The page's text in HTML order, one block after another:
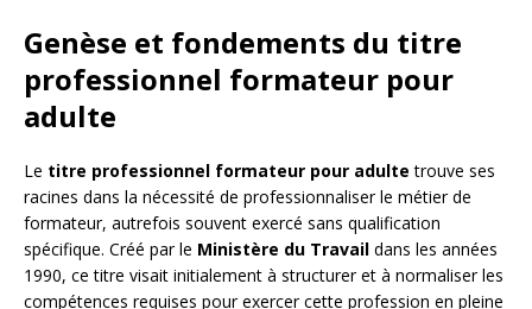
Genèse et fondements du titre
professionnel formateur pour
adulte
Le titre professionnel formateur pour adulte trouve ses
racines dans la nécessité de professionnaliser le métier de
formateur, autrefois souvent exercé sans qualification
spécifique. Créé par le Ministère du Travail dans les années
1990, ce titre visait initialement à structurer et à normaliser les
compétences requises pour exercer cette profession en pleine